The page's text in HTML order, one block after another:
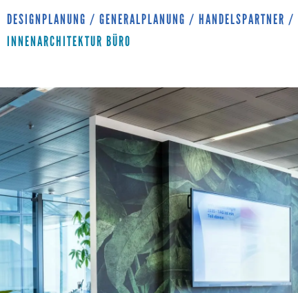
DESIGNPLANUNG / GENERALPLANUNG / HANDELSPARTNER /
INNENARCHITEKTUR BÜRO